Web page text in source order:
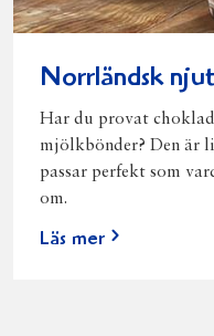
Norrländsk
Har du provat
mjölkbönder? Den är
passar perfekt som
om.
Läs mer